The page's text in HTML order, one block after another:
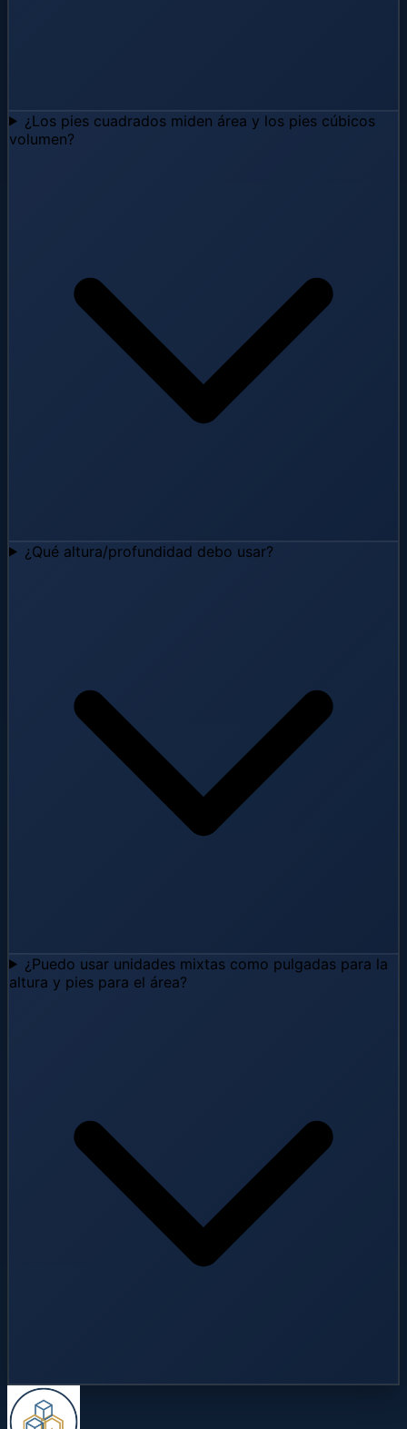
¿Los pies cuadrados miden área y los pies cúbicos
volumen?
¿Qué altura/profundidad debo usar?
¿Puedo usar unidades mixtas como pulgadas para la
altura y pies para el área?